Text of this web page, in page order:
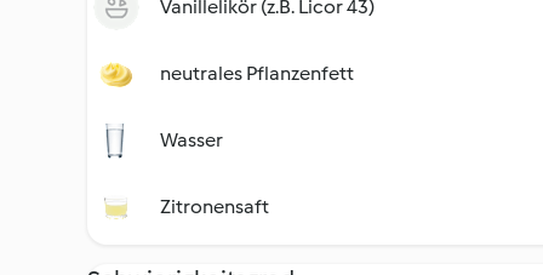
Vanillelikör (z.B. Licor 43)
neutrales Pflanzenfett
Wasser
Zitronensaft